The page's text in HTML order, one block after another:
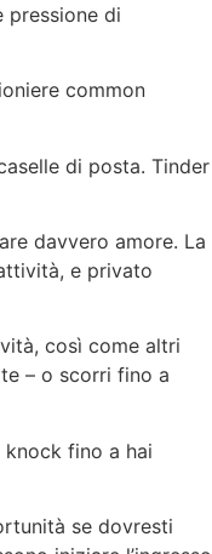
pressione di
common
di posta. Tinder
davvero amore. La
e privato
così come altri
– o scorri fino a
fino a hai
se dovresti